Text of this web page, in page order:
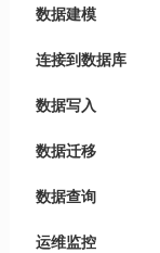
数据建模
连接到数据库
数据写入
数据迁移
数据查询
运维监控